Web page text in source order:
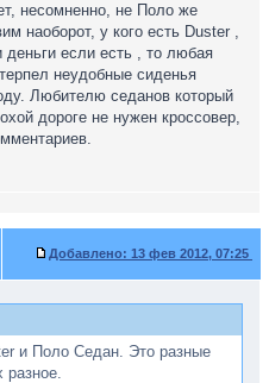
несомненно, не Поло же
наоборот, у кого есть Duster ,
если есть , то любая
неудобные сиденья
Любителю седанов который
дороге не нужен кроссовер,
Добавлено: 13 фев 2012, 07:25
и Поло Седан. Это разные
разное.